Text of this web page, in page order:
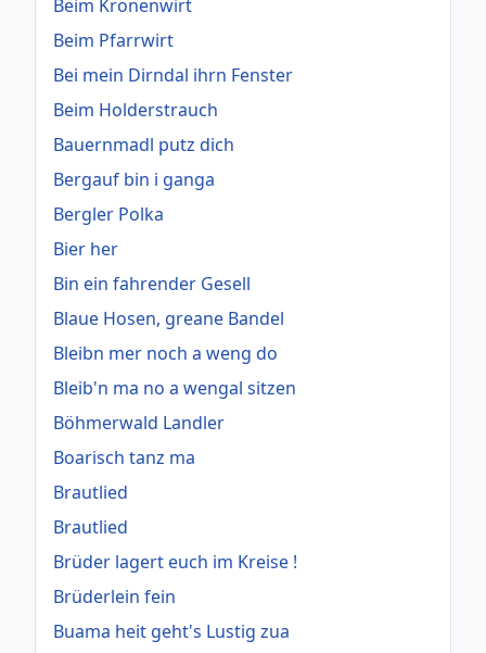
Beim Kronenwirt
Beim Pfarrwirt
Bei mein Dirndal ihrn Fenster
Beim Holderstrauch
Bauernmadl putz dich
Bergauf bin i ganga
Bergler Polka
Bier her
Bin ein fahrender Gesell
Blaue Hosen, greane Bandel
Bleibn mer noch a weng do
Bleib'n ma no a wengal sitzen
Böhmerwald Landler
Boarisch tanz ma
Brautlied
Brautlied
Brüder lagert euch im Kreise !
Brüderlein fein
Buama heit geht's Lustig zua